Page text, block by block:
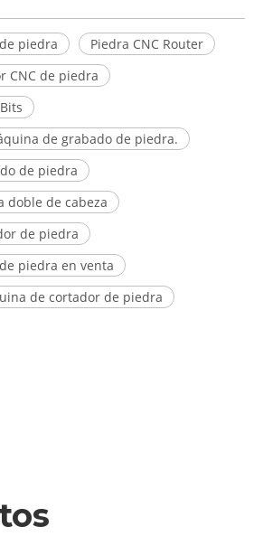
piedra
Piedra CNC Router
CNC de piedra
de grabado de piedra.
de piedra
doble de cabeza
de piedra
piedra en venta
de cortador de piedra